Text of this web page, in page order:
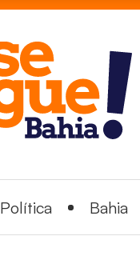
Política Bahia